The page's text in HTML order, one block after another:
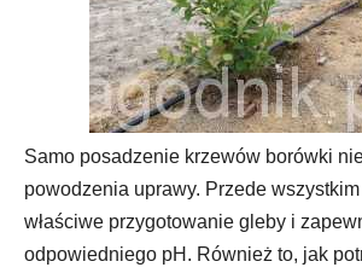
Samo posadzenie krzewów borówki
powodzenia uprawy. Przede
właściwe przygotowanie gleby i
odpowiedniego pH. Również to, jak